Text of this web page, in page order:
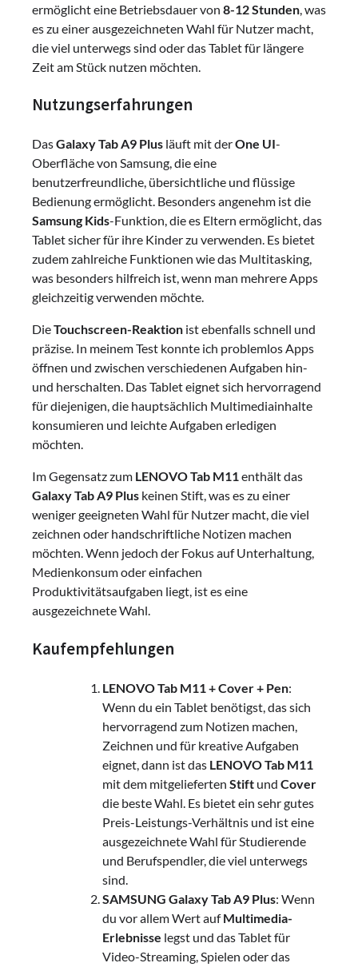
ermöglicht eine Betriebsdauer von 8-12 Stunden , was
es zu einer ausgezeichneten Wahl für Nutzer macht,
die viel unterwegs sind oder das Tablet für längere
Zeit am Stück nutzen möchten.
Nutzungserfahrungen
DasGalaxy Tab A9 Plus läuft mit derOne UI-
Oberfläche von Samsung, die eine
benutzerfreundliche, übersichtliche und flüssige
Bedienung ermöglicht. Besonders angenehm ist die
Samsung Kids-Funktion, die es Eltern ermöglicht, das
Tablet sicher für ihre Kinder zu verwenden. Es bietet
zudem zahlreiche Funktionen wie das Multitasking,
was besonders hilfreich ist, wenn man mehrere Apps
gleichzeitig verwenden möchte.
DieTouchscreen-Reaktion ist ebenfalls schnell und
präzise. In meinem Test konnte ich problemlos Apps
öffnen und zwischen verschiedenen Aufgaben hin-
und herschalten. Das Tablet eignet sich hervorragend
für diejenigen, die hauptsächlich Multimediainhalte
konsumieren und leichte Aufgaben erledigen
möchten.
Im Gegensatz zum LENOVO Tab M11enthält das
Galaxy Tab A9 Plus keinen Stift, was es zu einer
weniger geeigneten Wahl für Nutzer macht, die viel
zeichnen oder handschriftliche Notizen machen
möchten. Wenn jedoch der Fokus auf Unterhaltung,
Medienkonsum oder einfachen
Produktivitätsaufgaben liegt, ist es eine
ausgezeichnete Wahl.
Kaufempfehlungen
LENOVO Tab M11 + Cover + Pen:
Wenn du ein Tablet benötigst, das sich
hervorragend zum Notizen machen,
Zeichnen und für kreative Aufgaben
eignet, dann ist das LENOVO Tab M11
mit dem mitgelieferten Stift und Cover
die beste Wahl. Es bietet ein sehr gutes
Preis-Leistungs-Verhältnis und ist eine
ausgezeichnete Wahl für Studierende
und Berufspendler, die viel unterwegs
sind.
SAMSUNG Galaxy Tab A9 Plus: Wenn
du vor allem Wert aufMultimedia-
Erlebnisse legst und das Tablet für
Video-Streaming, Spielen oder das